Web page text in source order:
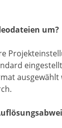
um?
eingestellt
ausgewählt